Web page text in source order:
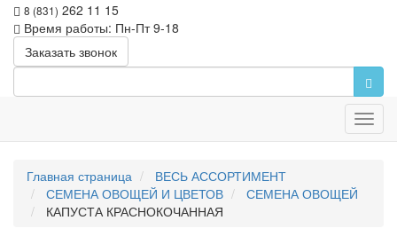
8 (831) 262 11 15
Время работы: Пн-Пт 9-18
Заказать звонок
Главная страница
ВЕСЬ АССОРТИМЕНТ
СЕМЕНА ОВОЩЕЙ И ЦВЕТОВ
СЕМЕНА ОВОЩЕЙ
КАПУСТА КРАСНОКОЧАННАЯ